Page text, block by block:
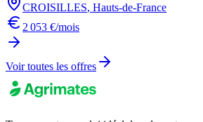
CROISILLES, Hauts-de-France
2 053 €/mois
Voir toutes les offres